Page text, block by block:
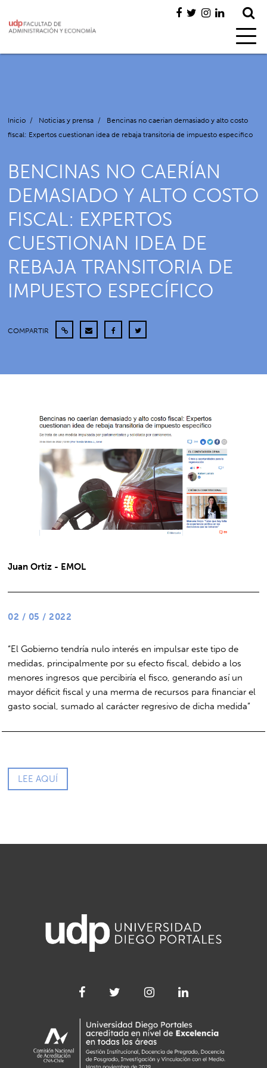
Inicio / Noticias y prensa /
Bencinas no caerían demasiado y alto costo
fiscal: Expertos cuestionan idea de rebaja transitoria de impuesto específico
BENCINAS NO CAERÍAN
DEMASIADO Y ALTO COSTO
FISCAL: EXPERTOS
CUESTIONAN IDEA DE
REBAJA TRANSITORIA DE
IMPUESTO ESPECÍFICO
COMPARTIR
Juan Ortiz - EMOL
02 / 05 / 2022
“El Gobierno tendría nulo interés en impulsar este tipo de
medidas, principalmente por su efecto fiscal, debido a los
menores ingresos que percibiría el fisco, generando así un
mayor déficit fiscal y una merma de recursos para financiar el
gasto social, sumado al carácter regresivo de dicha medida”
LEE AQUÍ